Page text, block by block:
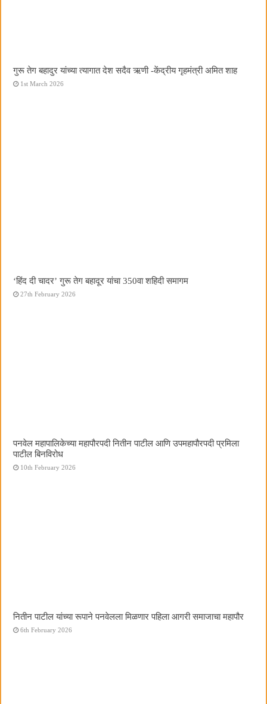
गुरू तेग बहादुर यांच्या त्यागात देश सदैव ऋणी -केंद्रीय गृहमंत्री अमित शाह
1st March 2026
‘हिंद दी चादर’ गुरू तेग बहादूर यांचा 350वा शहिदी समागम
27th February 2026
पनवेल महापालिकेच्या महापौरपदी नितीन पाटील आणि उपमहापौरपदी प्रमिला
पाटील बिनविरोध
10th February 2026
नितीन पाटील यांच्या रूपाने पनवेलला मिळणार पहिला आगरी समाजाचा महापौर
6th February 2026